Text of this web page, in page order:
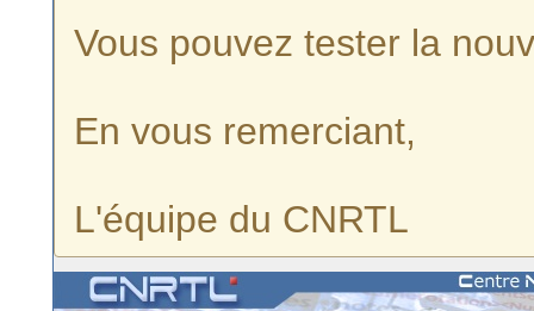
Vous pouvez tester la
En vous remerciant,
L'équipe du CNRTL